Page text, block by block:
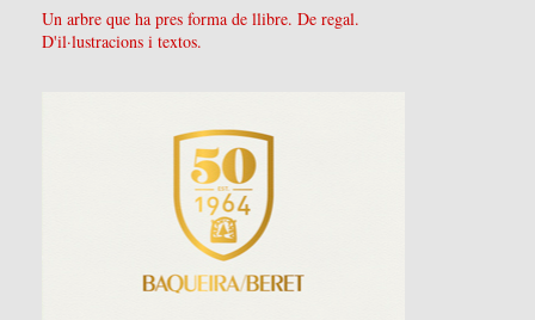
Un arbre que ha pres forma de llibre. De regal.
D'il·lustracions i textos.